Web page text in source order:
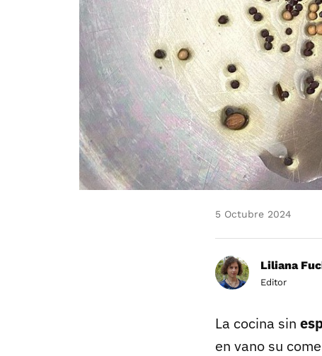
5 Octubre 2024
Liliana
Editor
La cocina sin
en vano su